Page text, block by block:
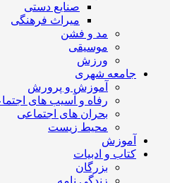
تهران
صنایع دستی
میراث فرهنگی
مد و فشن
موسیقی
ورزش
جامعه شهری
آموزش و پرورش
رفاه و آسیب های
بحران های اجتماعی
محیط زیست
آموزش
کتاب و ادبیات
بزرگان
زندگی نامه